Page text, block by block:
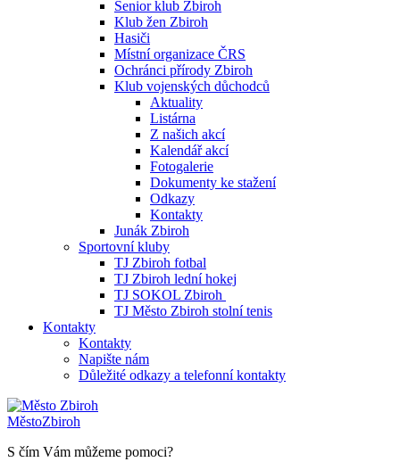
Senior klub Zbiroh
Klub žen Zbiroh
Hasiči
Místní organizace ČRS
Ochránci přírody Zbiroh
Klub vojenských důchodců
Aktuality
Listárna
Z našich akcí
Kalendář akcí
Fotogalerie
Dokumenty ke stažení
Odkazy
Kontakty
Junák Zbiroh
Sportovní kluby
TJ Zbiroh fotbal
TJ Zbiroh lední hokej
TJ SOKOL Zbiroh
TJ Město Zbiroh stolní tenis
Kontakty
Kontakty
Napište nám
Důležité odkazy a telefonní kontakty
MěstoZbiroh
S čím Vám můžeme pomoci?